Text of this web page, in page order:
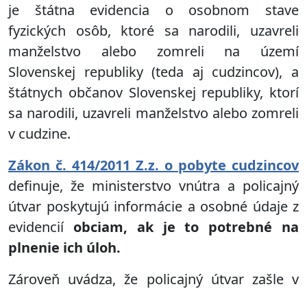
je štátna evidencia o osobnom stave
fyzických osôb, ktoré sa narodili, uzavreli
manželstvo alebo zomreli na území
Slovenskej republiky (teda aj cudzincov), a
štátnych občanov Slovenskej republiky, ktorí
sa narodili, uzavreli manželstvo alebo zomreli
v cudzine.
Zákon č. 414/2011 Z.z. o pobyte cudzincov
definuje, že ministerstvo vnútra a policajný
útvar poskytujú informácie a osobné údaje z
evidencií obciam, ak je to potrebné na
plnenie ich úloh.
Zároveň uvádza, že policajný útvar zašle v